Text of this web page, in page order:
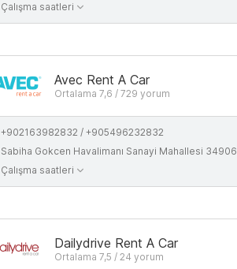
Çalışma saatleri
Avec Rent A Car
Ortalama 7,6 / 729 yorum
+902163982832 / +905496232832
Sabiha Gokcen Havalimanı Sanayi Mahallesi 34906 Pendik İstanbul
Çalışma saatleri
Dailydrive Rent A Car
Ortalama 7,5 / 24 yorum